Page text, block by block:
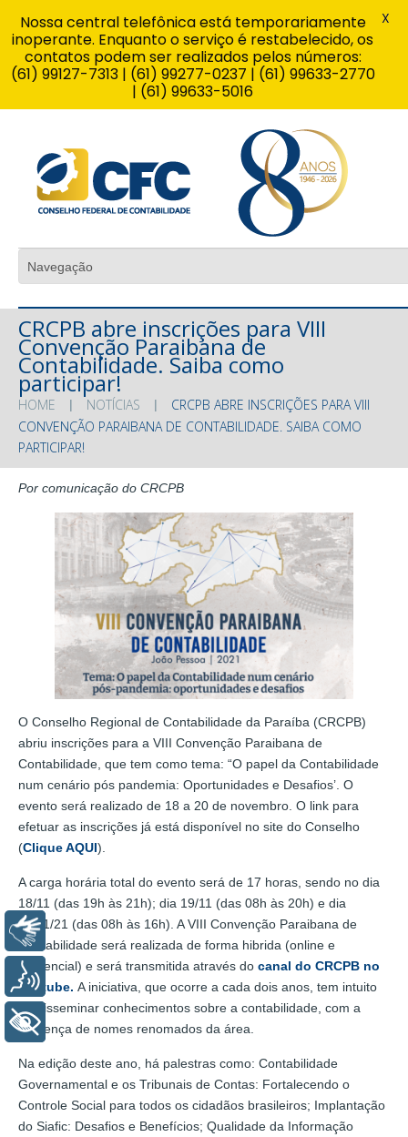
CRCPB abre inscrições para VIII
Convenção Paraibana de
Contabilidade. Saiba como
participar!
HOME NOTÍCIAS
CRCPB ABRE INSCRIÇÕES PARA VIII
CONVENÇÃO PARAIBANA DE CONTABILIDADE. SAIBA COMO
PARTICIPAR!
Por comunicação do CRCPB
O Conselho Regional de Contabilidade da Paraíba (CRCPB)
abriu inscrições para a VIII Convenção Paraibana de
Contabilidade, que tem como tema: “O papel da Contabilidade
num cenário pós pandemia: Oportunidades e Desafios’. O
evento será realizado de 18 a 20 de novembro. O link para
efetuar as inscrições já está disponível no site do Conselho
(Clique AQUI).
A carga horária total do evento será de 17 horas, sendo no dia
18/11 (das 19h às 21h); dia 19/11 (das 08h às 20h) e dia
20/11/21 (das 08h às 16h). A VIII Convenção Paraibana de
Contabilidade será realizada de forma hibrida (online e
presencial) e será transmitida através do canal do CRCPB no
Youtube. A iniciativa, que ocorre a cada dois anos, tem intuito
de disseminar conhecimentos sobre a contabilidade, com a
presença de nomes renomados da área.
Na edição deste ano, há palestras como: Contabilidade
Governamental e os Tribunais de Contas: Fortalecendo o
Controle Social para todos os cidadãos brasileiros; Implantação
do Siafic: Desafios e Benefícios; Qualidade da Informação
Nossa central telefônica está temporariamente
inoperante. Enquanto o serviço é restabelecido, os
contatos podem ser realizados pelos números:
(61) 99127-7313 | (61) 99277-0237 | (61) 99633-2770
| (61) 99633-5016
X
Libras
Voz
+ Acessibilidade